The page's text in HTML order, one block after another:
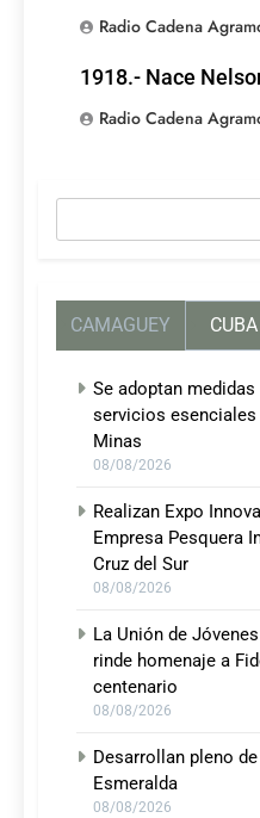
Radio Cadena
1918.- Nace
Radio Cadena
CAMAGUEY CUBA
Se adoptan
servicios esenciales
Minas
08/08/2026
Realizan Expo
Empresa Pesquera
Cruz del Sur
08/08/2026
La Unión de
rinde homenaje a
centenario
08/08/2026
Desarrollan pleno
Esmeralda
08/08/2026